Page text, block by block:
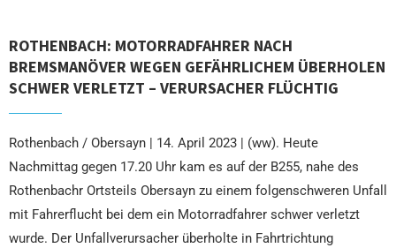
ROTHENBACH: MOTORRADFAHRER NACH
BREMSMANÖVER WEGEN GEFÄHRLICHEM ÜBERHOLEN
SCHWER VERLETZT – VERURSACHER FLÜCHTIG
Rothenbach / Obersayn | 14. April 2023 | (ww). Heute
Nachmittag gegen 17.20 Uhr kam es auf der B255, nahe des
Rothenbachr Ortsteils Obersayn zu einem folgenschweren Unfall
mit Fahrerflucht bei dem ein Motorradfahrer schwer verletzt
wurde. Der Unfallverursacher überholte in Fahrtrichtung